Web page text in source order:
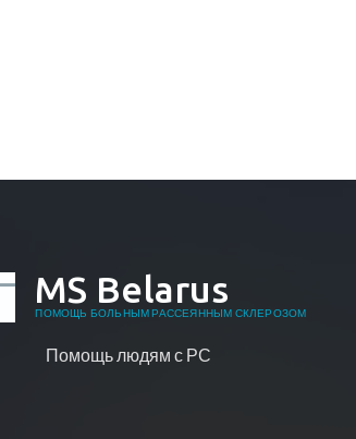
MS Belarus
ПОМОЩЬ БОЛЬНЫМ РАССЕЯННЫМ СКЛЕРОЗОМ
Помощь людям с РС